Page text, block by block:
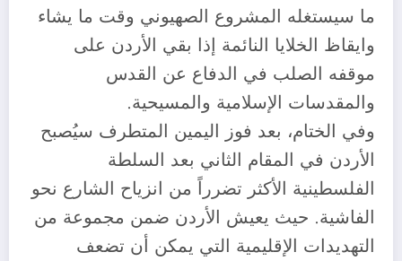
ما سيستغله المشروع الصهيوني وقت ما يشاء
وايقاظ الخلايا النائمة إذا بقي الأردن على
موقفه الصلب في الدفاع عن القدس
والمقدسات الإسلامية والمسيحية.
وفي الختام، بعد فوز اليمين المتطرف سيُصبح
الأردن في المقام الثاني بعد السلطة
الفلسطينية الأكثر تضرراً من انزياح الشارع نحو
الفاشية. حيث يعيش الأردن ضمن مجموعة من
التهديدات الإقليمية التي يمكن أن تضعف